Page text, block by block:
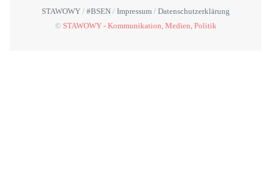
STAWOWY #BSEN Impressum
Datenschutzerklärung
© STAWOWY - Kommunikation, Medien, Politik